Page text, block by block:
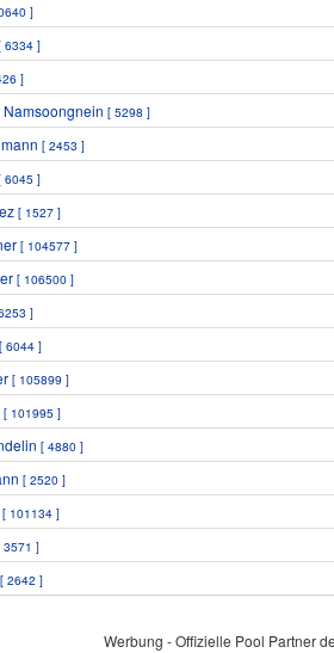
]
6334 ]
]
[ 5298 ]
[ 2453 ]
6045 ]
[ 1527 ]
[ 104577 ]
[ 106500 ]
]
[ 6044 ]
[ 105899 ]
[ 101995 ]
[ 4880 ]
[ 2520 ]
[ 101134 ]
3571 ]
[ 2642 ]
Werbung - Offizielle Pool Partner